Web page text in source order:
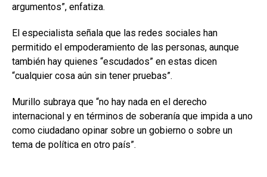
argumentos”, enfatiza.
El especialista señala que las redes sociales han
permitido el empoderamiento de las personas, aunque
también hay quienes “escudados” en estas dicen
“cualquier cosa aún sin tener pruebas”.
Murillo subraya que “no hay nada en el derecho
internacional y en términos de soberanía que impida a uno
como ciudadano opinar sobre un gobierno o sobre un
tema de política en otro país”.